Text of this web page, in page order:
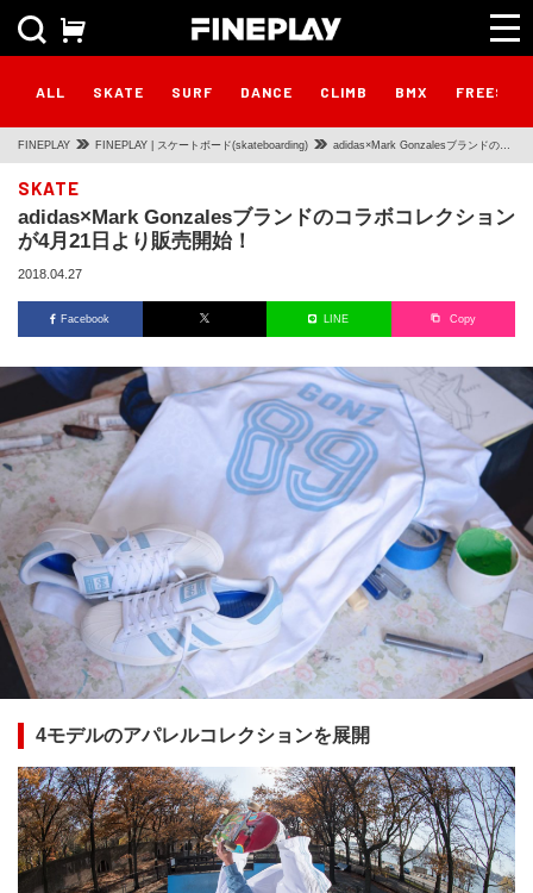
ALL SKATE SURF DANCE CLIMB BMX
FINEPLAY FINEPLAY | スケートボード(skateboarding) adidas×Mark Gonzalesブランドのコ
開始！
SKATE
adidas×Mark Gonzalesブランドのコラボコレクション
が4月21日より販売開始！
2018.04.27
Facebook LINE Copy
4モデルのアパレルコレクションを展開